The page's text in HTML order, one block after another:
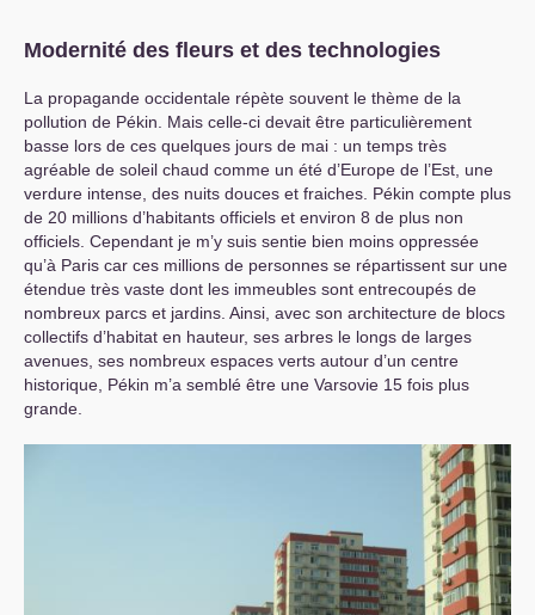
Modernité des fleurs et des technologies
La propagande occidentale répète souvent le thème de la
pollution de Pékin. Mais celle-ci devait être particulièrement
basse lors de ces quelques jours de mai : un temps très
agréable de soleil chaud comme un été d’Europe de l’Est, une
verdure intense, des nuits douces et fraiches. Pékin compte plus
de 20 millions d’habitants officiels et environ 8 de plus non
officiels. Cependant je m’y suis sentie bien moins oppressée
qu’à Paris car ces millions de personnes se répartissent sur une
étendue très vaste dont les immeubles sont entrecoupés de
nombreux parcs et jardins. Ainsi, avec son architecture de blocs
collectifs d’habitat en hauteur, ses arbres le longs de larges
avenues, ses nombreux espaces verts autour d’un centre
historique, Pékin m’a semblé être une Varsovie 15 fois plus
grande.